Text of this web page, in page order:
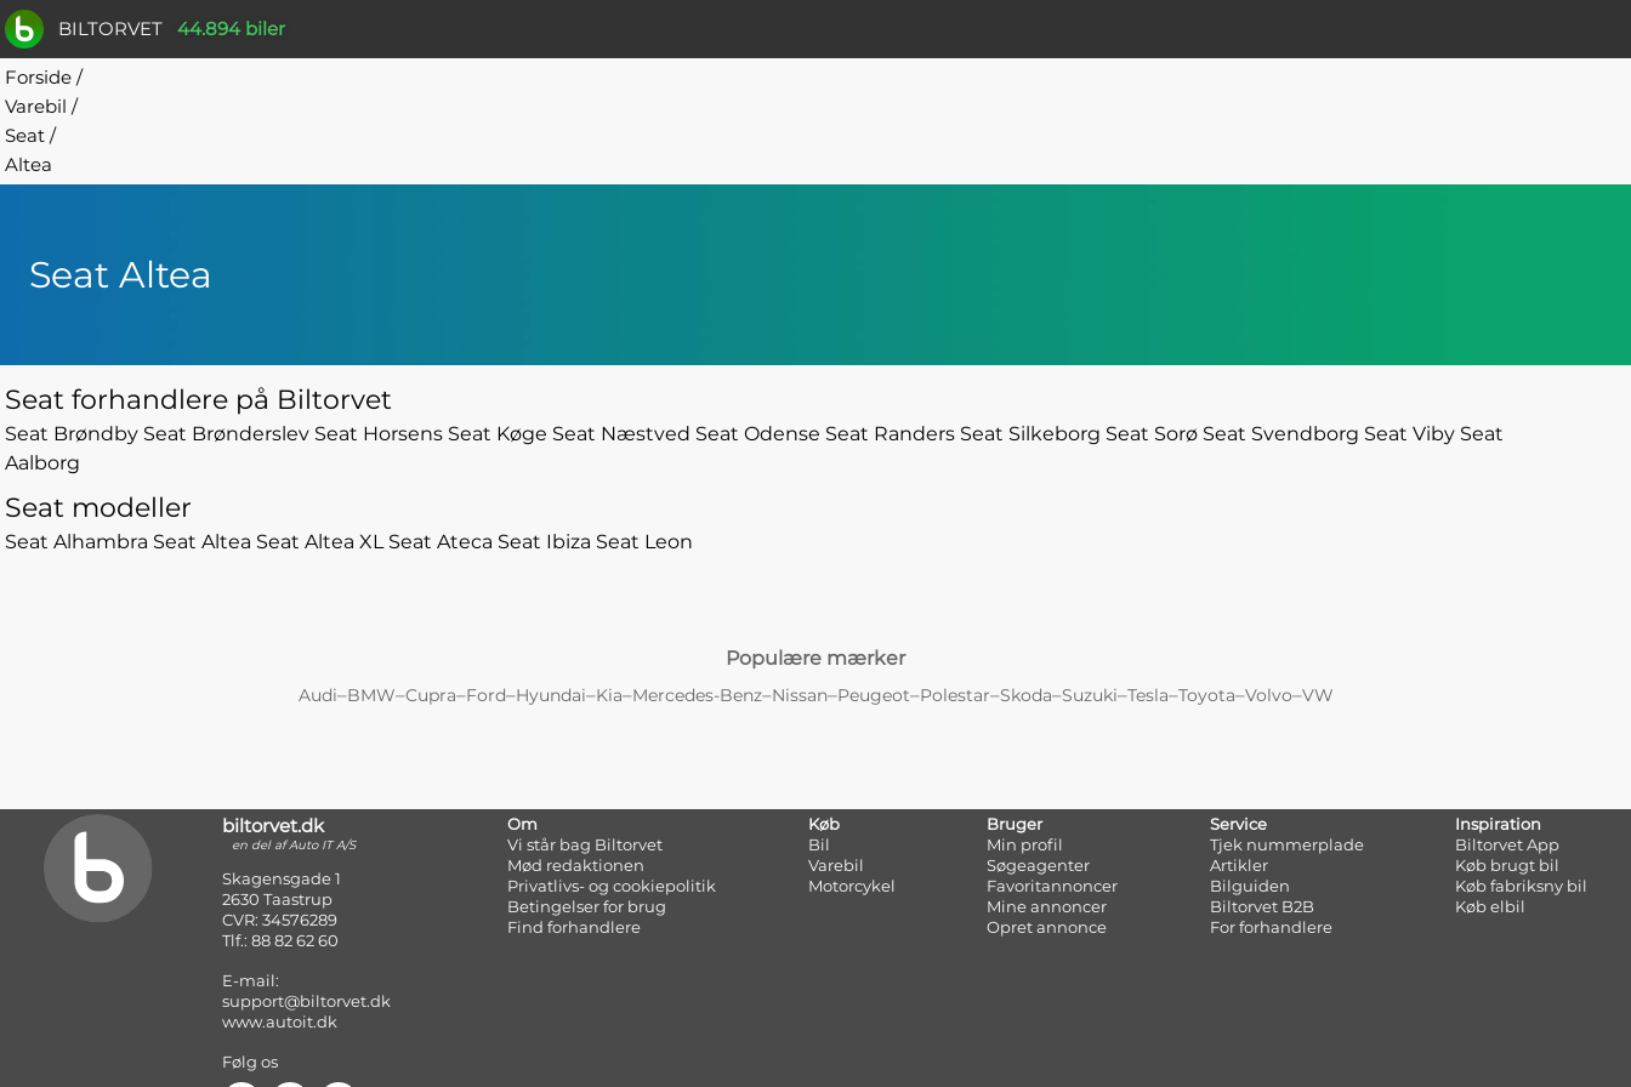
BILTORVET 44.894 biler
Forside /
Varebil /
Seat /
Altea
Seat Altea
Seat forhandlere på Biltorvet
Seat Brøndby Seat Brønderslev Seat Horsens Seat Køge Seat Næstved Seat Odense Seat Randers Seat Silkeborg Seat Sorø Seat Svendborg Seat Viby Seat
Aalborg
Seat modeller
Seat Alhambra Seat Altea Seat Altea XL Seat Ateca Seat Ibiza Seat Leon
Populære mærker
Audi–BMW–Cupra–Ford–Hyundai–Kia–Mercedes-Benz–Nissan–Peugeot–Polestar–Skoda–Suzuki–Tesla–Toyota–Volvo–VW
Om
Vi står bag Biltorvet
Mød redaktionen
Privatlivs- og cookiepolitik
Betingelser for brug
Find forhandlere
Køb
Bil
Varebil
Motorcykel
Bruger
Min profil
Søgeagenter
Favoritannoncer
Mine annoncer
Opret annonce
Service
Tjek nummerplade
Artikler
Bilguiden
Biltorvet B2B
For forhandlere
Inspiration
Biltorvet App
Køb brugt bil
Køb fabriksny bil
Køb elbil
biltorvet.dk
en del af Auto IT A/S
Skagensgade 1
2630 Taastrup
CVR: 34576289
Tlf.: 88 82 62 60
E-mail:
support@biltorvet.dk
www.autoit.dk
Følg os